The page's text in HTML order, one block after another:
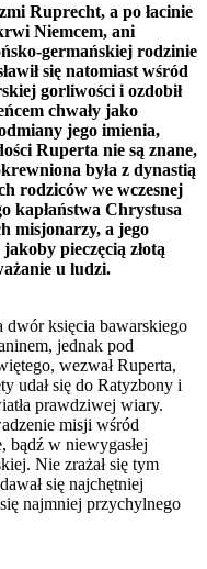
Ruprecht, a po łacinie
Niemcem, ani
germańskiej rodzinie
się natomiast wśród
gorliwości i ozdobił
chwały jako
odmiany jego imienia,
Ruperta nie są znane,
była z dynastią
rodziców we wczesnej
kapłaństwa Chrystusa
misjonarzy, a jego
pieczęcią złotą
u ludzi.
dwór księcia bawarskiego
jednak pod
wezwał Ruperta,
udał się do Ratyzbony i
prawdziwej wiary.
misji wśród
bądź w niewygasłej
Nie zrażał się tym
się najchętniej
najmniej przychylnego